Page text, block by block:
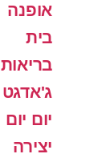
אופנה
בית
בריאות
ג'אדגט
יום יום
יצירה